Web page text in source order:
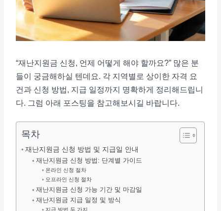
“재난지원금 신청, 언제 어떻게 해야 할까요?” 많은 분
들이 궁금해하실 텐데요. 각 지역별로 상이한 자격 요
건과 신청 방법, 지급 일정까지 명확하게 정리해드립니
다. 그럼 아래 포스팅을 참고해보시길 바랍니다.
목차
재난지원금 신청 방법 및 지급일 안내
재난지원금 신청 방법: 단계별 가이드
온라인 신청 절차
오프라인 신청 절차
재난지원금 신청 가능 기간 및 마감일
재난지원금 지급 일정 및 방식
지급 방법 두 가지